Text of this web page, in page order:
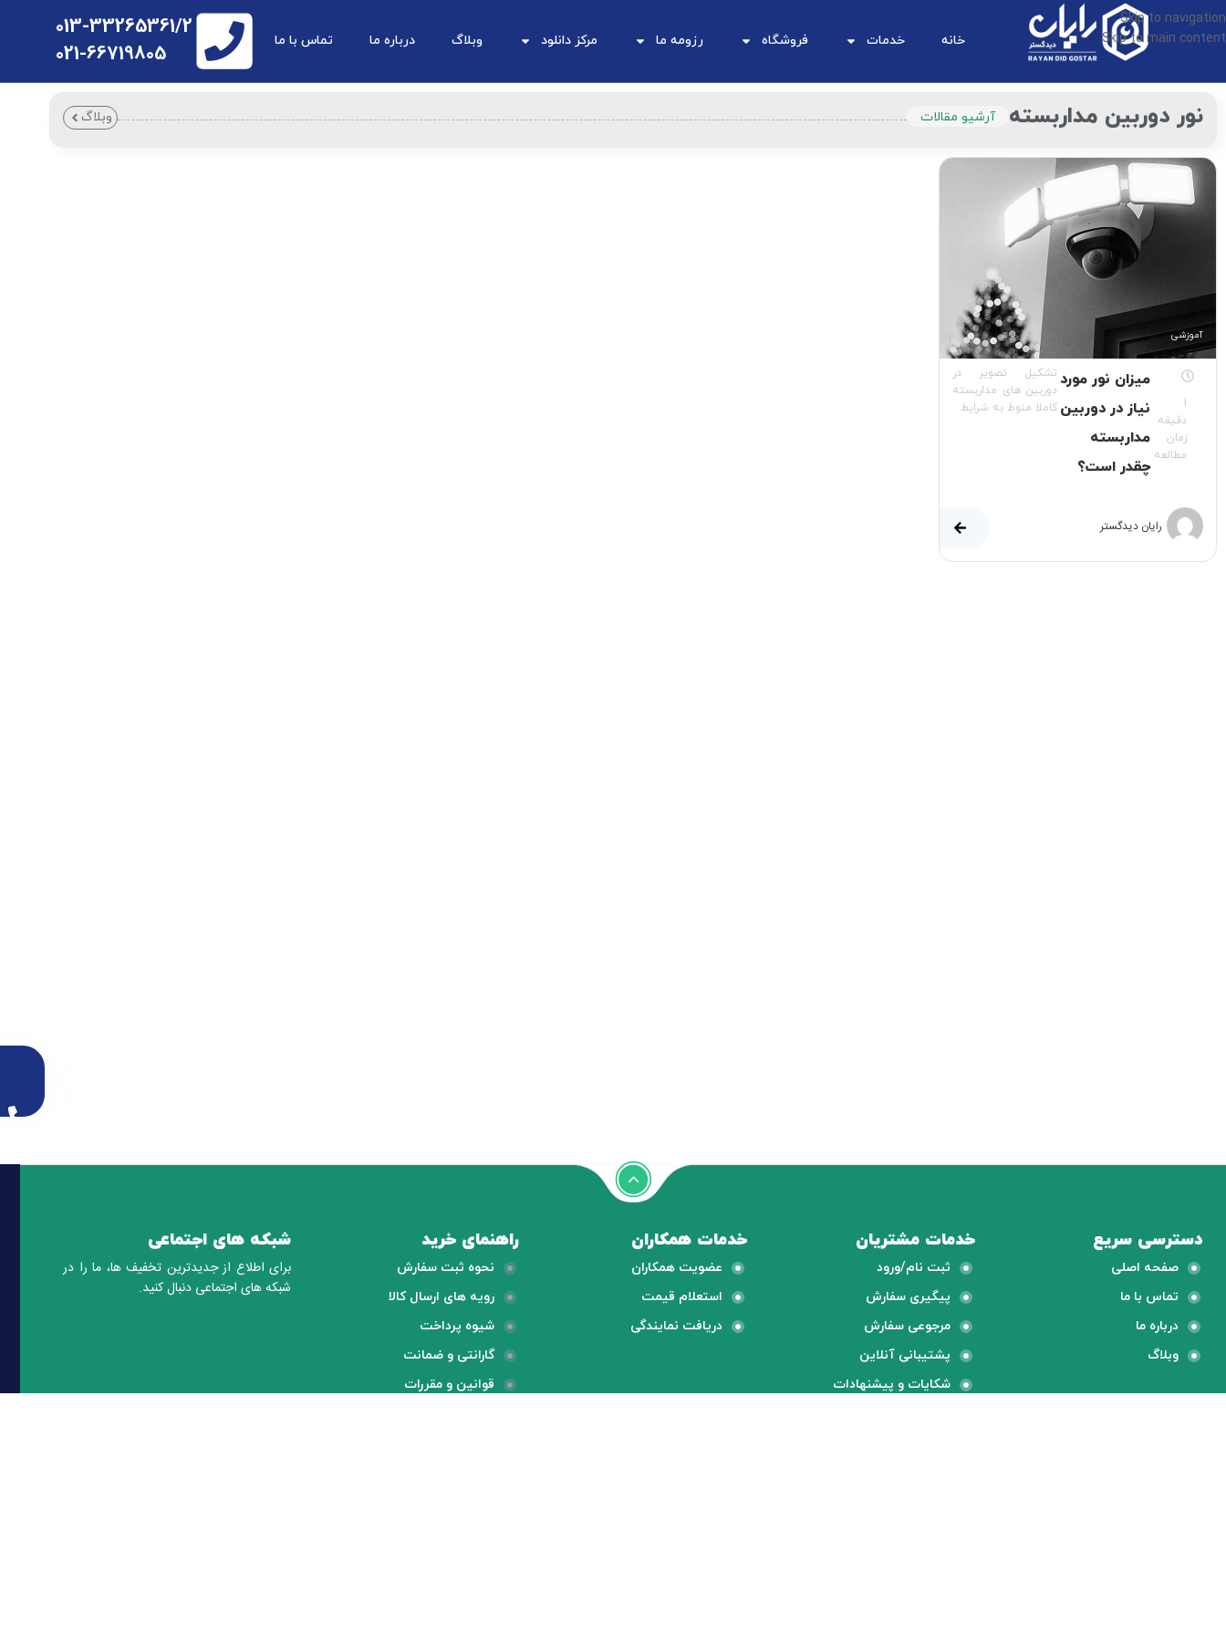
Skip to navigation
Skip to main content
خانه خدمات فروشگاه رزومه ما مرکز دانلود وبلاگ درباره ما تماس با ما
013-33265361/2
021-66719805
نور دوربین مداربسته آرشیو مقالات وبلاگ
آموزشی
1
دقیقه
زمان
مطالعه
میزان نور مورد
نیاز در دوربین
مداربسته
چقدر است؟
تشکیل تصویر در
دوربین های مداربسته
کاملا منوط به شرایط
رایان دیدگستر
دسترسی سریع خدمات مشتریان خدمات همکاران راهنمای خرید شبکه های اجتماعی
صفحه اصلی
تماس با ما
درباره ما
وبلاگ
ثبت نام/ورود
پیگیری سفارش
مرجوعی سفارش
پشتیبانی آنلاین
شکایات و پیشنهادات
عضویت همکاران
استعلام قیمت
دریافت نمایندگی
نحوه ثبت سفارش
رویه های ارسال کالا
شیوه پرداخت
گارانتی و ضمانت
قوانین و مقررات
برای اطلاع از جدیدترین تخفیف ها، ما را در
شبکه های اجتماعی دنبال کنید.